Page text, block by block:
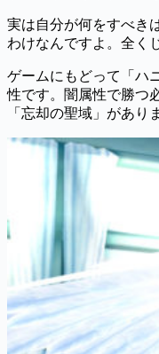
実は自分が何をすべき
わけなんですよ。全く
ゲームにもどって「ハ
性です。闇属性で勝つ
「忘却の聖域」があり